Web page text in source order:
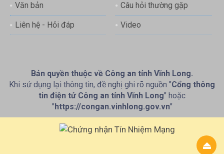
Văn bản Câu hỏi thường gặp
Liên hệ - Hỏi đáp Video
Bản quyền thuộc về Công an tỉnh Vĩnh Long.
Khi sử dụng lại thông tin, đề nghị ghi rõ nguồn "Cổng thông
tin điện tử Công an tỉnh Vĩnh Long" hoặc
"https://congan.vinhlong.gov.vn"